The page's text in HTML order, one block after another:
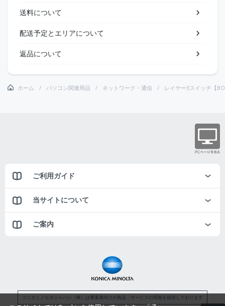
送料について
配送予定とエリアについて
返品について
ホーム パソコン関連用品 ネットワーク・通信 レイヤー3スイッチ【
ご利用ガイド
当サイトについて
ご案内
コニカミノルタジャパン（株）は事業者向けの商品・サービスの情報を提供しております